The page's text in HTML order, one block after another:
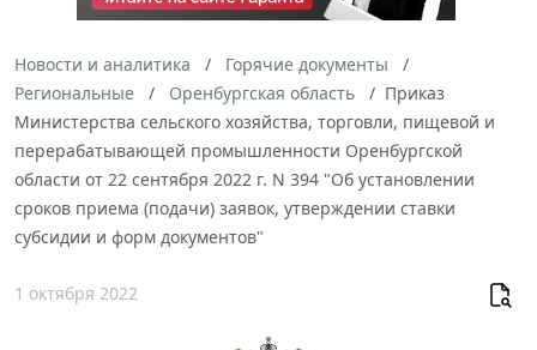
Новости и аналитика
Горячие документы
Региональные
Оренбургская область
Приказ
Министерства сельского хозяйства, торговли, пищевой и
перерабатывающей промышленности Оренбургской
области от 22 сентября 2022 г. N 394 "Об установлении
сроков приема (подачи) заявок, утверждении ставки
субсидии и форм документов"
1 октября 2022